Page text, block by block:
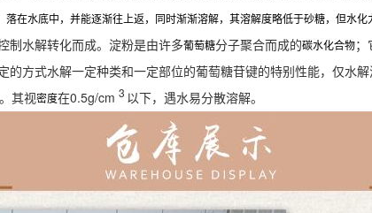
在水底中，并能逐渐往上返，同时渐渐溶解，其溶解度略低于砂糖，但水
制水解转化而成。淀粉是由许多葡萄糖分子聚合而成的碳水化合物
的方式水解一定种类和一定部位的葡萄糖苷键的特别性能，仅水
其视密度在0.5g/cm 3 以下，遇水易分散溶解。